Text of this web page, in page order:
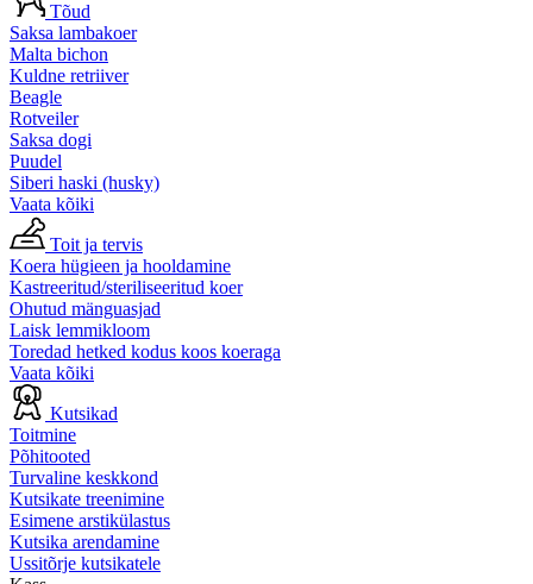
Tõud
Saksa lambakoer
Malta bichon
Kuldne retriiver
Beagle
Rotveiler
Saksa dogi
Puudel
Siberi haski (husky)
Vaata kõiki
Toit ja tervis
Koera hügieen ja hooldamine
Kastreeritud/steriliseeritud koer
Ohutud mänguasjad
Laisk lemmikloom
Toredad hetked kodus koos koeraga
Vaata kõiki
Kutsikad
Toitmine
Põhitooted
Turvaline keskkond
Kutsikate treenimine
Esimene arstikülastus
Kutsika arendamine
Ussitõrje kutsikatele